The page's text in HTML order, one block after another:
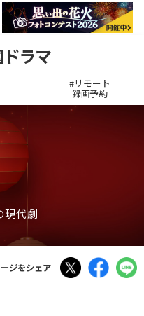
ラマ
#リモート
録画予約
現代劇
ジをシェア Tweet